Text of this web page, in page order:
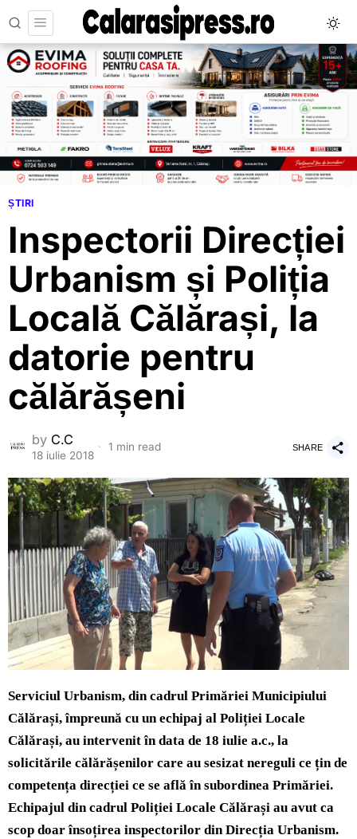
ȘTIRI
Inspectorii Direcției
Urbanism și Poliția
Locală Călărași, la
datorie pentru
călărășeni
by C.C
18 iulie 2018
1 min read SHARE
Serviciul Urbanism, din cadrul Primăriei Municipiului
Călărași, împreună cu un echipaj al Poliției Locale
Călărași, au intervenit în data de 18 iulie a.c., la
solicitările călărășenilor care au sesizat nereguli ce țin de
competența direcției ce se află în subordinea Primăriei.
Echipajul din cadrul Poliției Locale Călărași au avut ca
scop doar însoțirea inspectorilor din Direcția Urbanism.